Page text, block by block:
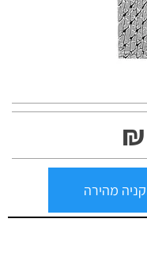
₪
קניה מהירה